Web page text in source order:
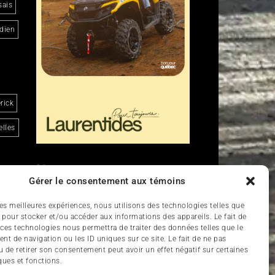
Gérer le consentement aux témoins
meilleures expériences, nous utilisons des technologies telles que
stocker et/ou accéder aux informations des appareils. Le fait de
technologies nous permettra de traiter des données telles que le
de navigation ou les ID uniques sur ce site. Le fait de ne pas
de retirer son consentement peut avoir un effet négatif sur certaines
et fonctions.
Liens